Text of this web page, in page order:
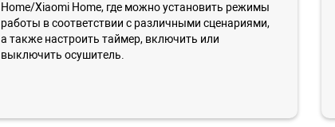
Home/Xiaomi Home, где можно установить режимы
работы в соответствии с различными сценариями,
а также настроить таймер, включить или
выключить осушитель.